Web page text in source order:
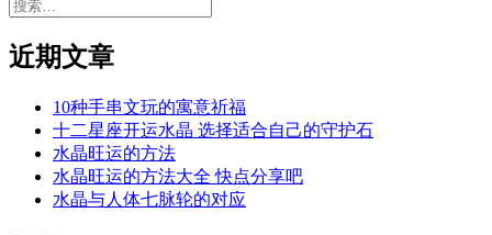
搜
近期文章
10种手串文玩的寓意祈福
十二星座开运水晶 选择适合自己的守护石
水晶旺运的方法
水晶旺运的方法大全 快点分享吧
水晶与人体七脉轮的对应